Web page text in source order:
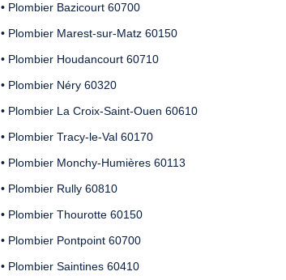
• Plombier Bazicourt 60700
• Plombier Marest-sur-Matz 60150
• Plombier Houdancourt 60710
• Plombier Néry 60320
• Plombier La Croix-Saint-Ouen 60610
• Plombier Tracy-le-Val 60170
• Plombier Monchy-Humières 60113
• Plombier Rully 60810
• Plombier Thourotte 60150
• Plombier Pontpoint 60700
• Plombier Saintines 60410